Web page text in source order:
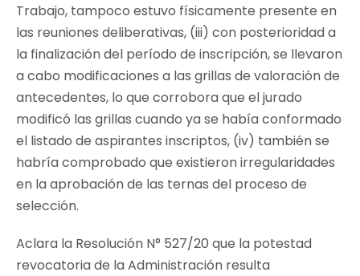
Trabajo, tampoco estuvo físicamente presente en
las reuniones deliberativas, (iii) con posterioridad a
la finalización del período de inscripción, se llevaron
a cabo modificaciones a las grillas de valoración de
antecedentes, lo que corrobora que el jurado
modificó las grillas cuando ya se había conformado
el listado de aspirantes inscriptos, (iv) también se
habría comprobado que existieron irregularidades
en la aprobación de las ternas del proceso de
selección.
Aclara la Resolución N° 527/20 que la potestad
revocatoria de la Administración resulta